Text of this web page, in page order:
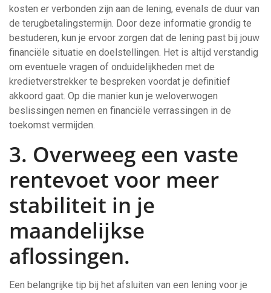
kosten er verbonden zijn aan de lening, evenals de duur van
de terugbetalingstermijn. Door deze informatie grondig te
bestuderen, kun je ervoor zorgen dat de lening past bij jouw
financiële situatie en doelstellingen. Het is altijd verstandig
om eventuele vragen of onduidelijkheden met de
kredietverstrekker te bespreken voordat je definitief
akkoord gaat. Op die manier kun je weloverwogen
beslissingen nemen en financiële verrassingen in de
toekomst vermijden.
3. Overweeg een vaste
rentevoet voor meer
stabiliteit in je
maandelijkse
aflossingen.
Een belangrijke tip bij het afsluiten van een lening voor je